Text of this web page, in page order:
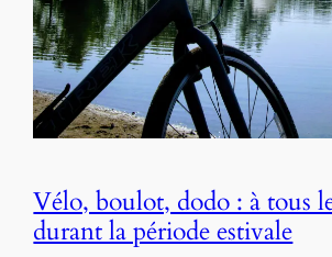
Vélo, boulot, dodo : à tous
durant la période estivale